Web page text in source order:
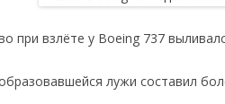
при взлёте у Boeing 737
лужи составил